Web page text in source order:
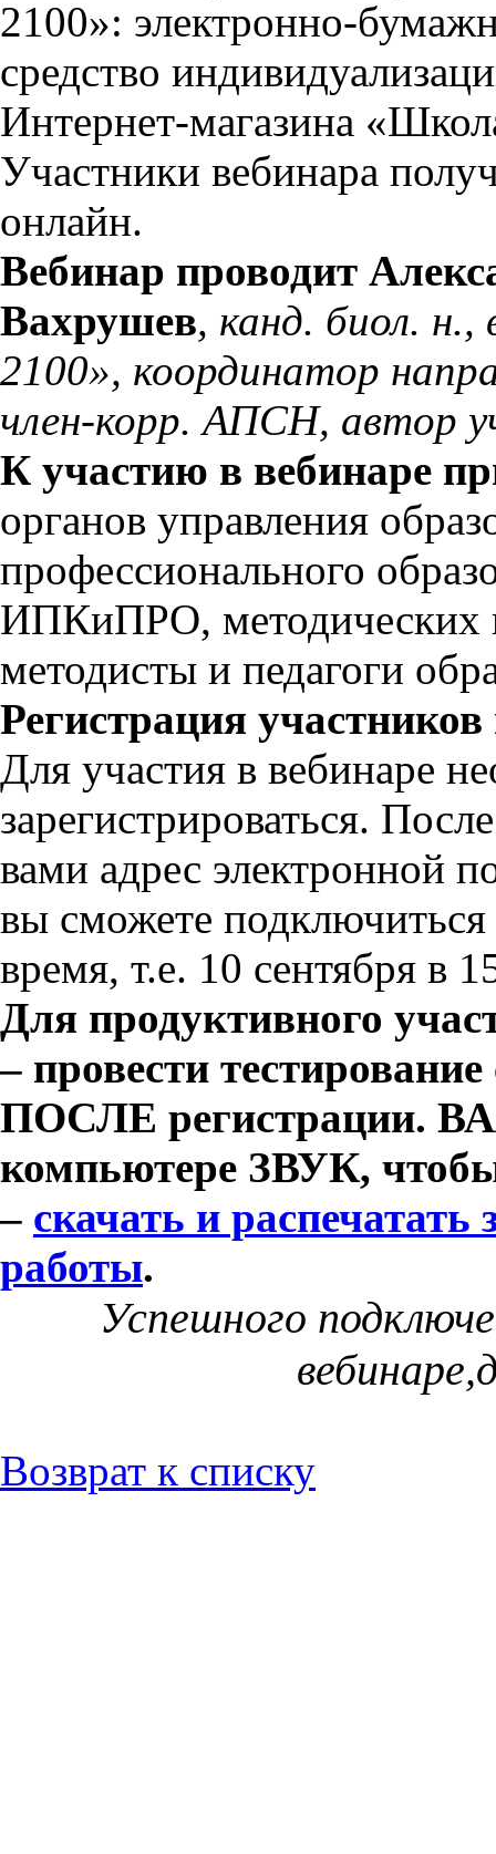
2100»: электронно-
средство
Интернет-магазина
Участники вебинара
онлайн.
Вебинар проводит
Вахрушев, канд. биол.
2100», координатор
член-корр. АПСН, автор
К участию в вебинаре
органов управления
профессионального
ИПКиПРО, методических
методисты и педагоги
Регистрация
Для участия в вебинаре
зарегистрироваться.
вами адрес электронной
вы сможете подключиться
время, т.е. 10 сентября в
Для продуктивного
– провести
ПОСЛЕ регистрации.
компьютере ЗВУК,
– скачать и
работы.
Успешного
Возврат к списку